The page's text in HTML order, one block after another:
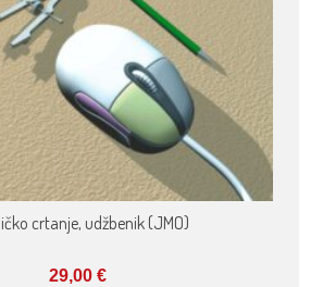
crtanje, udžbenik (JMO)
29,00 €